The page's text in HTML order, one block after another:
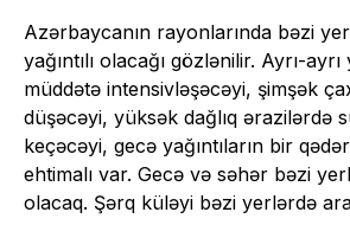
Azərbaycanın rayonlarında bəzi
yağıntılı olacağı gözlənilir. Ayrı-
müddətə intensivləşəcəyi, şimşək
düşəcəyi, yüksək dağlıq ərazilərdə
keçəcəyi, gecə yağıntıların bir
ehtimalı var. Gecə və səhər bəzi
olacaq. Şərq küləyi bəzi yerlərdə